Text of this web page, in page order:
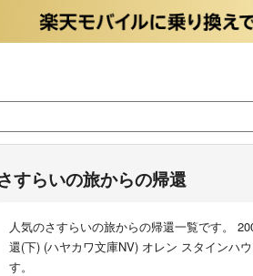
すらいの旅からの帰還
人気のさすらいの旅からの帰還一覧です。
還(下) (ハヤカワ文庫NV) オレン スタインハ
す。